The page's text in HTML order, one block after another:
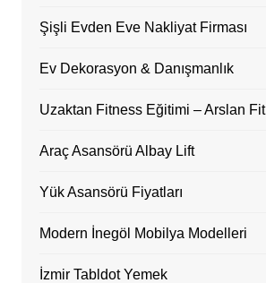
Şişli Evden Eve Nakliyat Firması
Ev Dekorasyon & Danışmanlık
Uzaktan Fitness Eğitimi – Arslan Fit
Araç Asansörü Albay Lift
Yük Asansörü Fiyatları
Modern İnegöl Mobilya Modelleri
İzmir Tabldot Yemek